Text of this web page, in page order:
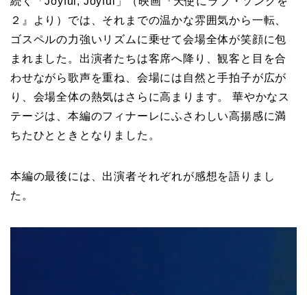
２』より）では、それまでの温かな雰囲気から一転、
ゴスペルの力強いリズムに乗せて会場全体が笑顔に包
まれました。出演者たちは客席へ降り、観客と目を合
わせながら歌声を重ね、会場には自然と手拍子が広が
り、会場全体の熱気はさらに高まります。 華やかなス
テージは、本編のフィナーレにふさわしい高揚感に満
ちたひとときとなりました。
本編の最後には、出演者それぞれが感想を語りまし
た。